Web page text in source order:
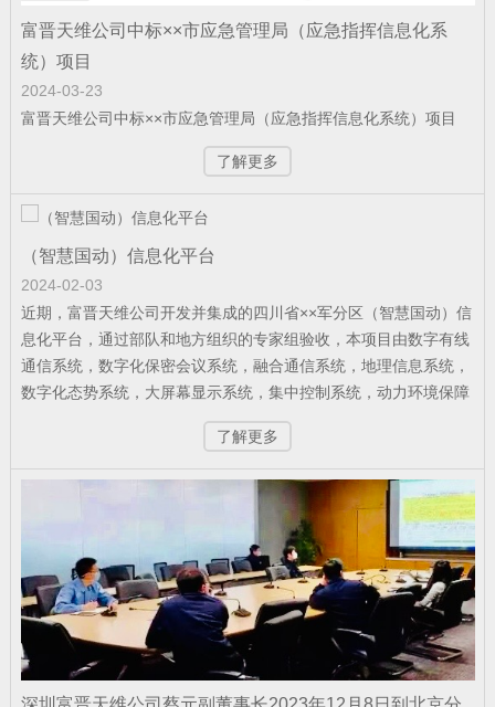
公司新闻
富晋天维承建的解放军某部数据中心动力
环境综合系统工程项目顺…
公司新闻| 2026-05-21
军队资产管理变革：从“静态账本”到“动态
战力”
捷报！富晋天维连续中标两个军队核心信
公司新闻| 2026-01-13
武警综合指挥信息化平台成功试运行
富晋天维公司中标××市应急管理局（应急指挥信息化系
统）项目
2024-03-23
富晋天维公司中标××市应急管理局（应急指挥信息化系统）项目
了解更多
（智慧国动）信息化平台
2024-02-03
近期，富晋天维公司开发并集成的四川省××军分区（智慧国动）信
息化平台，通过部队和地方组织的专家组验收，本项目由数字有线
通信系统，数字化保密会议系统，融合通信系统，地理信息系统，
数字化态势系统，大屏幕显示系统，集中控制系统，动力环境保障
系统等组成，该工程是四川省国防动员部门的示范项目，系统平台
的功能技术得到军队首长和地方领导的高度肯定。
了解更多